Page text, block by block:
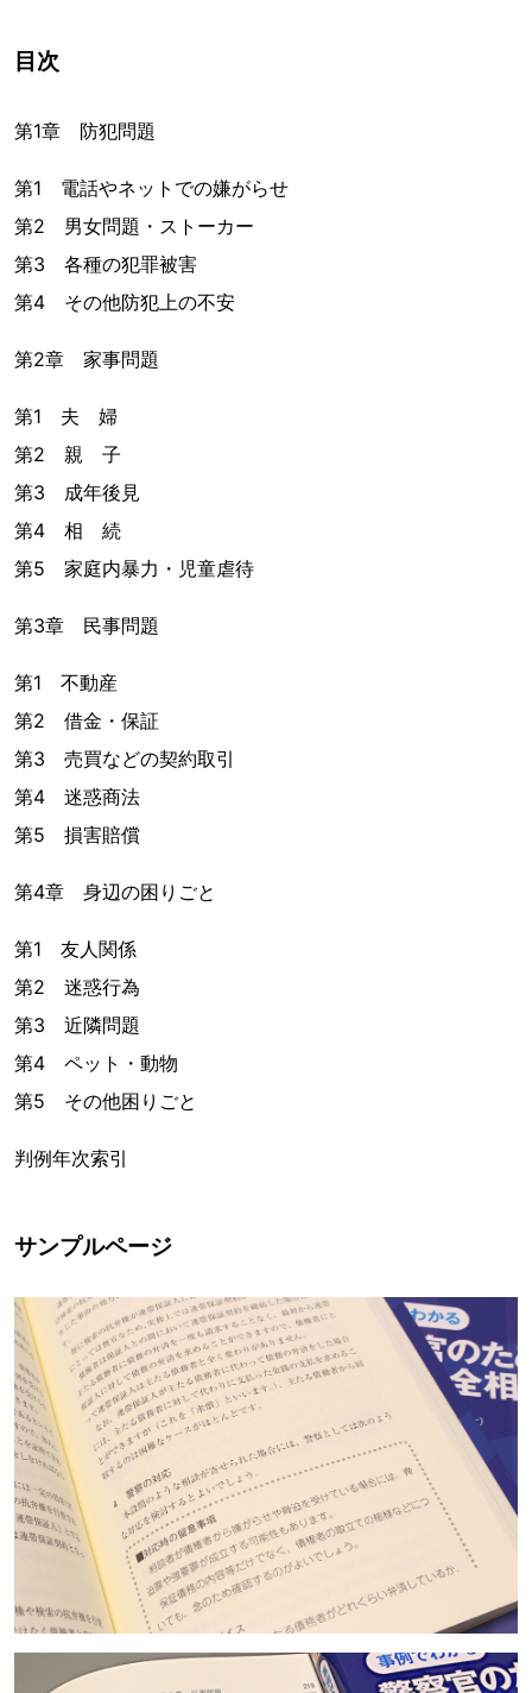
目次
第1章 防犯問題
第1 電話やネットでの嫌がらせ
第2 男女問題・ストーカー
第3 各種の犯罪被害
第4 その他防犯上の不安
第2章 家事問題
第1 夫 婦
第2 親 子
第3 成年後見
第4 相 続
第5 家庭内暴力・児童虐待
第3章 民事問題
第1 不動産
第2 借金・保証
第3 売買などの契約取引
第4 迷惑商法
第5 損害賠償
第4章 身辺の困りごと
第1 友人関係
第2 迷惑行為
第3 近隣問題
第4 ペット・動物
第5 その他困りごと
判例年次索引
サンプルページ